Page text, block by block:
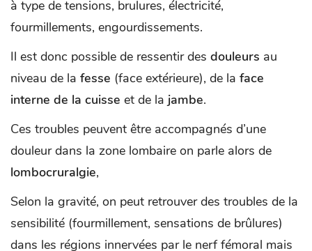
à type de tensions, brulures, électricité,
fourmillements, engourdissements.
Il est donc possible de ressentir des douleurs au
niveau de la fesse (face extérieure), de la face
interne de la cuisse et de la jambe.
Ces troubles peuvent être accompagnés d’une
douleur dans la zone lombaire on parle alors de
lombocruralgie,
Selon la gravité, on peut retrouver des troubles de la
sensibilité (fourmillement, sensations de brûlures)
dans les régions innervées par le nerf fémoral mais